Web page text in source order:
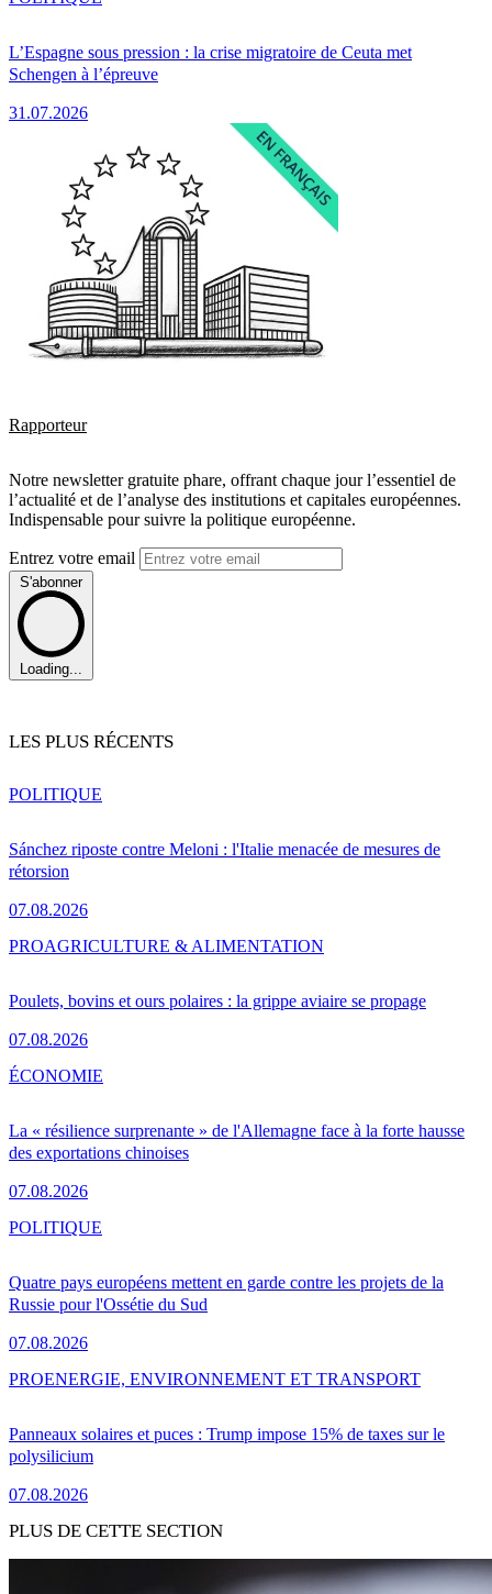
L’Espagne sous pression : la crise migratoire de Ceuta met
Schengen à l’épreuve
31.07.2026
Rapporteur
Notre newsletter gratuite phare, offrant chaque jour l’essentiel de
l’actualité et de l’analyse des institutions et capitales européennes.
Indispensable pour suivre la politique européenne.
Entrez votre email
S'abonner
Loading...
LES PLUS RÉCENTS
Sánchez riposte contre Meloni : l'Italie menacée de mesures de
rétorsion
07.08.2026
POLITIQUE
Poulets, bovins et ours polaires : la grippe aviaire se propage
07.08.2026
PROAGRICULTURE & ALIMENTATION
La « résilience surprenante » de l'Allemagne face à la forte hausse
des exportations chinoises
07.08.2026
ÉCONOMIE
Quatre pays européens mettent en garde contre les projets de la
Russie pour l'Ossétie du Sud
07.08.2026
POLITIQUE
Panneaux solaires et puces : Trump impose 15% de taxes sur le
polysilicium
07.08.2026
PROENERGIE, ENVIRONNEMENT ET TRANSPORT
PLUS DE CETTE SECTION